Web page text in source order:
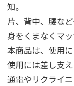
知。
片、背中、腰な
身をくまなくマッ
本商品は、使用
使用には差し支え
通電やリクライ